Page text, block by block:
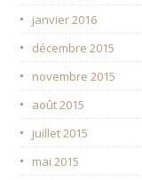
janvier 2016
décembre 2015
novembre 2015
août 2015
juillet 2015
mai 2015